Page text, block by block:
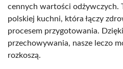
cennych wartości odżywczych.
polskiej kuchni, która łączy
procesem przygotowania.
przechowywania, nasze leczo
rozkoszą.